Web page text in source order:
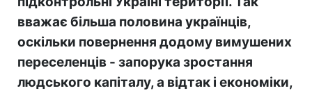
вважає більша половина українців,
оскільки повернення додому вимушених
переселенців - запорука зростання
людського капіталу, а відтак і економіки,